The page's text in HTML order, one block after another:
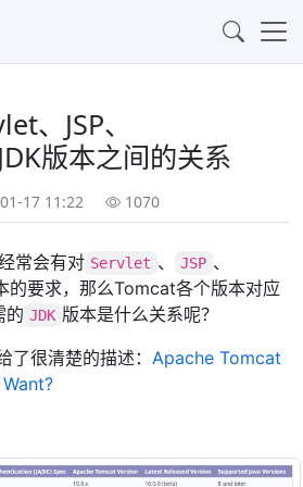
、JSP、
版本之间的关系
17 11:22 1070
常会有对 Servlet 、 JSP 、
的要求，那么Tomcat各个版本对应
的 JDK 版本是什么关系呢？
很清楚的描述： Apache Tomcat